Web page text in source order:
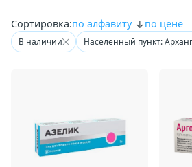
Сортировка:по алфавиту по цене
В наличии Населенный пункт: